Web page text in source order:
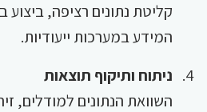
קליטת נתונים רציפה, ביצוע
המידע במערכות ייעודיות.
ניתוח ותיקוף תוצאות
השוואת הנתונים למודלים,